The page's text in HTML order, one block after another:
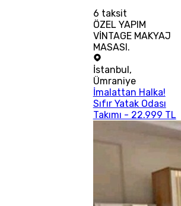
6 taksit
ÖZEL YAPIM
VİNTAGE MAKYAJ
MASASI.
İstanbul,
Ümraniye
İmalattan Halka!
Sıfır Yatak Odası
Takımı - 22.999 TL